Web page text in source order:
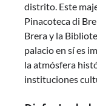
distrito. Este
Pinacoteca di
Brera y la
palacio en sí es
la atmósfera
instituciones